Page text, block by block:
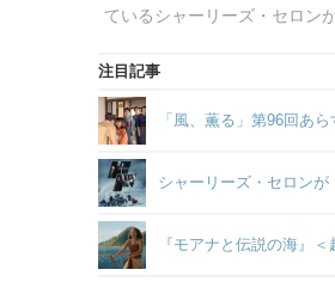
ているシャーリーズ・セロン
注目記事
「風、薫る」第96回あ
シャーリーズ・セロン
『モアナと伝説の海』